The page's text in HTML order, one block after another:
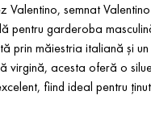
Valentino, semnat
pentru garderoba
prin măiestria italiană și
virgină, acesta oferă o
fiind ideal pentru